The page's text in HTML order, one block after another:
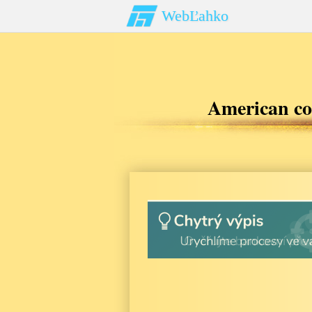
WebĽahko
American